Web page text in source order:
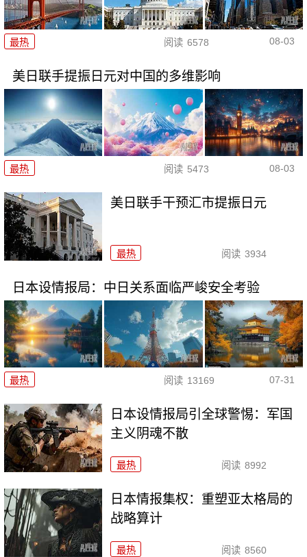
最热 阅读 6578 08-03
美日联手提振日元对中国的多维影响
最热 阅读 5473 08-03
美日联手干预汇市提振日元
最热 阅读 3934
日本设情报局：中日关系面临严峻安全考验
最热 阅读 13169 07-31
日本设情报局引全球警惕：军国
主义阴魂不散
最热 阅读 8992
日本情报集权：重塑亚太格局的
战略算计
最热 阅读 8560